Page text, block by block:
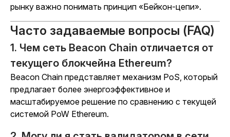
рынку важно понимать принцип «Бейкон-цепи».
Часто задаваемые вопросы (FAQ)
1. Чем сеть Beacon Chain отличается от
текущего блокчейна Ethereum?
Beacon Chain представляет механизм PoS, который
предлагает более энергоэффективное и
масштабируемое решение по сравнению с текущей
системой PoW Ethereum.